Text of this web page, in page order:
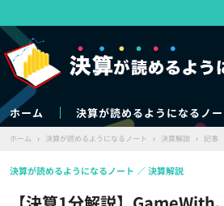
ホーム 決算が読めるようになるノ
ホーム › 決算が読めるようになるノート › 決算解説 › 記事
決算が読めるようになるノート 決算解説